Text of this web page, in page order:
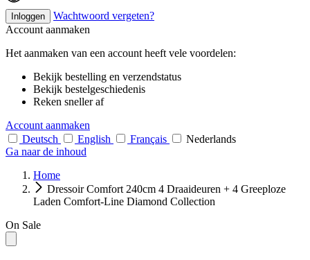
Inloggen
Wachtwoord vergeten?
Account aanmaken
Het aanmaken van een account heeft vele voordelen:
Bekijk bestelling en verzendstatus
Bekijk bestelgeschiedenis
Reken sneller af
Account aanmaken
Deutsch
English Français
Nederlands
Ga naar de inhoud
Home
Dressoir Comfort 240cm 4 Draaideuren + 4 Greeploze
Laden Comfort-Line Diamond Collection
On Sale